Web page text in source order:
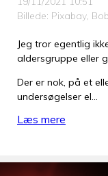
Billede: Pixabay,
Jeg tror egentlig
aldersgruppe eller
Der er nok, på et
undersøgelser el…
Læs mere